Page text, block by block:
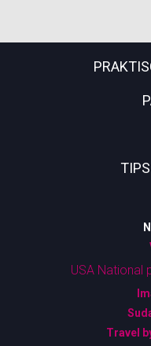
USA National
Travel